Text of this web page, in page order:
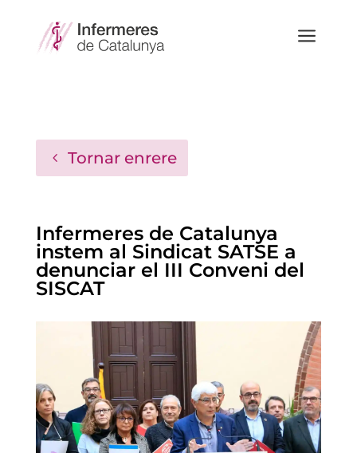
a
Tornar enrere
Infermeres de Catalunya
instem al Sindicat SATSE a
denunciar el III Conveni del
SISCAT